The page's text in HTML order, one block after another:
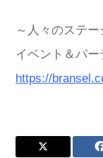
～人々のステ
イベント＆パー
https://